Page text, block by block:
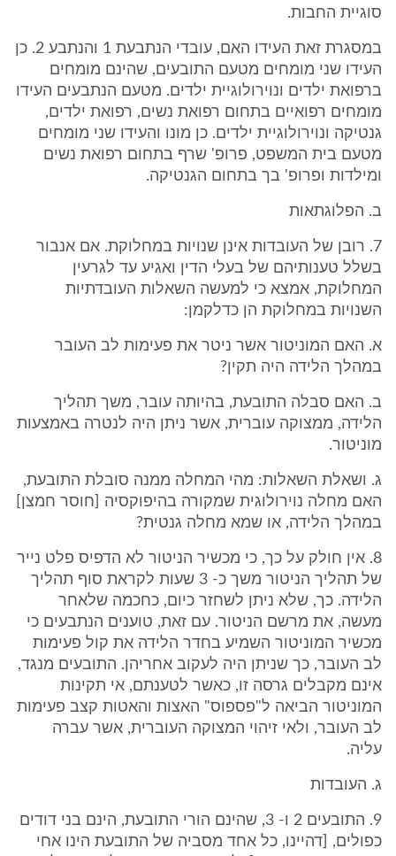
סוגיית החבות.
במסגרת זאת העידו האם, עובדי הנתבעת 1 והנתבע 2. כן
העידו שני מומחים מטעם התובעים, שהינם מומחים
ברפואת ילדים ונוירולוגיית ילדים. מטעם הנתבעים העידו
מומחים רפואיים בתחום רפואת נשים, רפואת ילדים,
גנטיקה ונוירולוגיית ילדים. כן מונו והעידו שני מומחים
מטעם בית המשפט, פרופ' שרף בתחום רפואת נשים
ומילדות ופרופ' בך בתחום הגנטיקה.
ב. הפלוגתאות
7. רובן של העובדות אינן שנויות במחלוקת. אם אנבור
בשלל טענותיהם של בעלי הדין ואגיע עד לגרעין
המחלוקת, אמצא כי למעשה השאלות העובדתיות
השנויות במחלוקת הן כדלקמן:
א. האם המוניטור אשר ניטר את פעימות לב העובר
במהלך הלידה היה תקין?
ב. האם סבלה התובעת, בהיותה עובר, משך תהליך
הלידה, ממצוקה עוברית, אשר ניתן היה לנטרה באמצעות
מוניטור.
ג. ושאלת השאלות: מהי המחלה ממנה סובלת התובעת,
האם מחלה נוירולוגית שמקורה בהיפוקסיה [חוסר חמצן]
במהלך הלידה, או שמא מחלה גנטית?
8. אין חולק על כך, כי מכשיר הניטור לא הדפיס פלט נייר
של תהליך הניטור משך כ- 3 שעות לקראת סוף תהליך
הלידה. כך, שלא ניתן לשחזר כיום, כחכמה שלאחר
מעשה, את מרשם הניטור. עם זאת, טוענים הנתבעים כי
מכשיר המוניטור השמיע בחדר הלידה את קול פעימות
לב העובר, כך שניתן היה לעקוב אחריהן. התובעים מנגד,
אינם מקבלים גרסה זו, כאשר לטענתם, אי תקינות
המוניטור הביאה ל"פספוס" האצות והאטות קצב פעימות
לב העובר, ולאי זיהוי המצוקה העוברית, אשר עברה
עליה.
ג. העובדות
9. התובעים 2 ו- 3, שהינם הורי התובעת, הינם בני דודים
כפולים, [דהיינו, כל אחד מסביה של התובעת הינו אחי